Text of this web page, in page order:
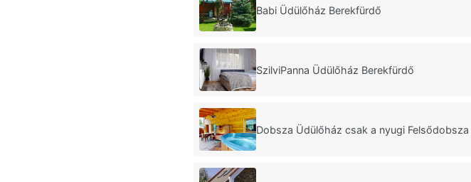
Babi Üdülőház Berekfürdő
SzilviPanna Üdülőház Berekfürdő
Dobsza Üdülőház csak a nyugi Felsődobsza